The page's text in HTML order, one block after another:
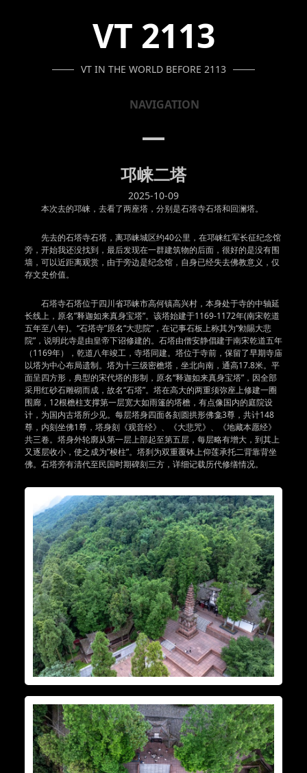
VT 2113
VT IN THE WORLD BEFORE 2113
NAVIGATION
邛崃二塔
2025-10-09
本次去的邛崃，去看了两座塔，分别是石塔寺石塔和回澜塔。
先去的石塔寺石塔，离邛崃城区约40公里，在邛崃红军长征纪念馆
旁，开始我还没找到，最后发现在一群建筑物的后面，很好的是没有围
墙，可以近距离观赏，由于旁边是纪念馆，自身已经失去佛教意义，仅
存文史价值。
石塔寺石塔位于四川省邛崃市高何镇高兴村，本身处于寺的中轴延
长线上，原名”释迦如来真身宝塔”。该塔始建于1169-1172年(南宋乾道
五年至八年)。“石塔寺”原名“大悲院”，在记事石板上称其为“勑賜大悲
院”，说明此寺是由皇帝下诏修建的。石塔由僧安静倡建于南宋乾道五年
（1169年），乾道八年竣工，寺塔同建。塔位于寺前，保留了早期寺庙
以塔为中心布局遗制。塔为十三级密檐塔，坐北向南，通高17.8米。平
面呈四方形，典型的宋代塔的形制，原名“释迦如来真身宝塔”，因全部
采用红砂石雕砌而成，故名“石塔”。塔在高大的两重须弥座上修建一圈
围廊，12根檐柱支撑第一层宽大如雨篷的塔檐，有点像国内的庭院设
计，为国内古塔所少见。每层塔身四面各刻圆拱形佛龛3尊，共计148
尊，内刻坐佛1尊，塔身刻《观音经》、《大悲咒》、《地藏本愿经》
共三卷。塔身外轮廓从第一层上部起至第五层，每层略有增大，到其上
又逐层收小，使之成为”梭柱”。塔刹为双重覆钵上仰莲承托二背靠背坐
佛。石塔旁有清代至民国时期碑刻三方，详细记载历代修缮情况。